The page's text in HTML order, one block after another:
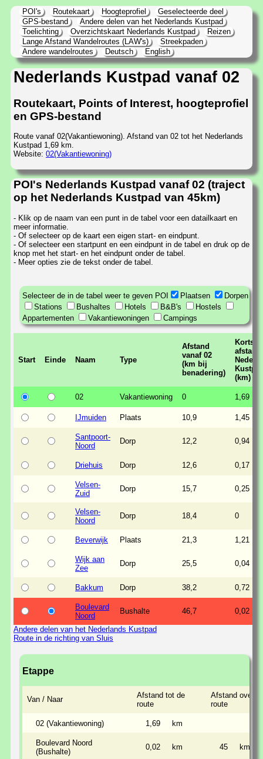
POI's Routekaart Hoogteprofiel
Geselecteerde deel
GPS-bestand
Andere delen van het Nederlands Kustpad
Toelichting
Overzichtskaart Nederlands Kustpad
Reizen
Lange Afstand Wandelroutes (LAW's)
Streekpaden
Andere wandelroutes
Deutsch English
Nederlands Kustpad vanaf 02
Routekaart, Points of Interest, hoogteprofiel
en GPS-bestand
Route vanaf 02(Vakantiewoning). Afstand van 02 tot het Nederlands
Kustpad 1,69 km.
Website: 02(Vakantiewoning)
POI's Nederlands Kustpad vanaf 02 (traject
op het Nederlands Kustpad van 45km)
- Klik op de naam van een punt in de tabel voor een datailkaart en
meer informatie.
- Of selecteer op de kaart een eigen start- en eindpunt.
- Of selecteer een startpunt en een eindpunt in de tabel en druk op de
knop met het start- en het eindpunt onder de tabel.
- Meer opties zie de tekst onder de tabel.
Selecteer de in de tabel weer te geven POI Plaatsen
Dorpen
Stations
Bushaltes Hotels B&B's
Hostels
Appartementen
Vakantiewoningen Campings
Start Einde Naam Type
Afstand
vanaf 02
(km bij
benadering)
Kortste
(km)
02 Vakantiewoning 0 1,69
IJmuiden Plaats 10,9 1,45
Santpoort-
Noord
Dorp 12,2 0,94
Driehuis Dorp 12,6 0,17
Velsen-
Zuid
Dorp 15,7 0,25
Velsen-
Noord
Dorp 18,4 0
Beverwijk Plaats 21,3 1,21
Wijk aan
Zee
Dorp 25,5 0,04
Bakkum Dorp 38,2 0,72
Boulevard
Noord
Bushalte 46,7 0,02
Andere delen van het Nederlands Kustpad
Route in de richting van Sluis
Etappe
Van / Naar
Afstand tot de
route
Afstand over
route
02 (Vakantiewoning) 1,69 km
Boulevard Noord
(Bushalte)
0,02 km 45 km